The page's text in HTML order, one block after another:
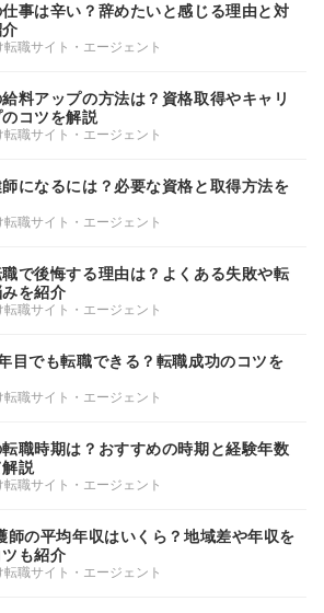
事は辛い？辞めたいと感じる理由と対
職サイト・エージェント
料アップの方法は？資格取得やキャリ
コツを解説
職サイト・エージェント
になるには？必要な資格と取得方法を
職サイト・エージェント
で後悔する理由は？よくある失敗や転
を紹介
職サイト・エージェント
目でも転職できる？転職成功のコツを
職サイト・エージェント
職時期は？おすすめの時期と経験年数
説
職サイト・エージェント
師の平均年収はいくら？地域差や年収を
ツも紹介
職サイト・エージェント